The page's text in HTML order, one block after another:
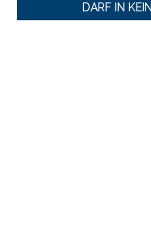
DARF IN